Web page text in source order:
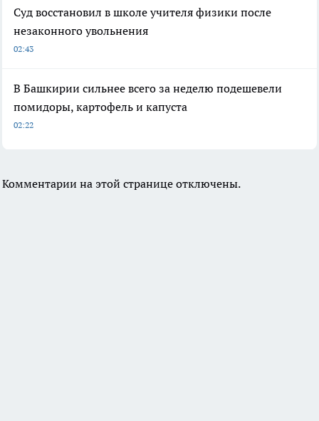
Суд восстановил в школе учителя физики после
незаконного увольнения
02:43
В Башкирии сильнее всего за неделю подешевели
помидоры, картофель и капуста
02:22
Комментарии на этой странице отключены.